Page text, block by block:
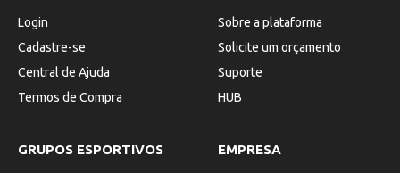
Login
Cadastre-se
Central de Ajuda
Termos de Compra
Sobre a plataforma
Solicite um orçamento
Suporte
HUB
GRUPOS ESPORTIVOS EMPRESA